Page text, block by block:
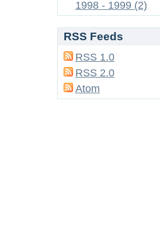
1998 - 1999 (2)
RSS Feeds
RSS 1.0
RSS 2.0
Atom